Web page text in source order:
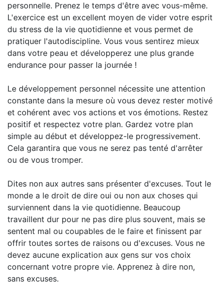
personnelle. Prenez le temps d'être avec vous-même.
L'exercice est un excellent moyen de vider votre esprit
du stress de la vie quotidienne et vous permet de
pratiquer l'autodiscipline. Vous vous sentirez mieux
dans votre peau et développerez une plus grande
endurance pour passer la journée !
Le développement personnel nécessite une attention
constante dans la mesure où vous devez rester motivé
et cohérent avec vos actions et vos émotions. Restez
positif et respectez votre plan. Gardez votre plan
simple au début et développez-le progressivement.
Cela garantira que vous ne serez pas tenté d'arrêter
ou de vous tromper.
Dites non aux autres sans présenter d'excuses. Tout le
monde a le droit de dire oui ou non aux choses qui
surviennent dans la vie quotidienne. Beaucoup
travaillent dur pour ne pas dire plus souvent, mais se
sentent mal ou coupables de le faire et finissent par
offrir toutes sortes de raisons ou d'excuses. Vous ne
devez aucune explication aux gens sur vos choix
concernant votre propre vie. Apprenez à dire non,
sans excuses.